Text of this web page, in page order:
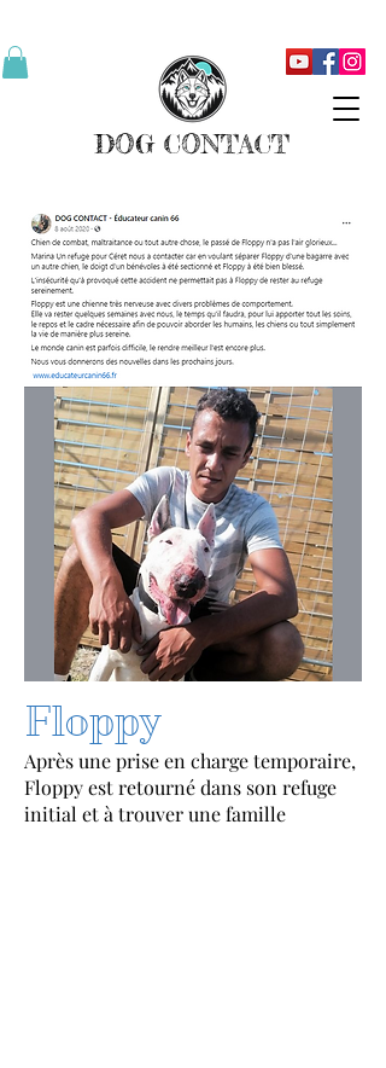
DOG CONTACT
Floppy
Après une prise en charge temporaire,
Floppy est retourné dans son refuge
initial et à trouver une famille